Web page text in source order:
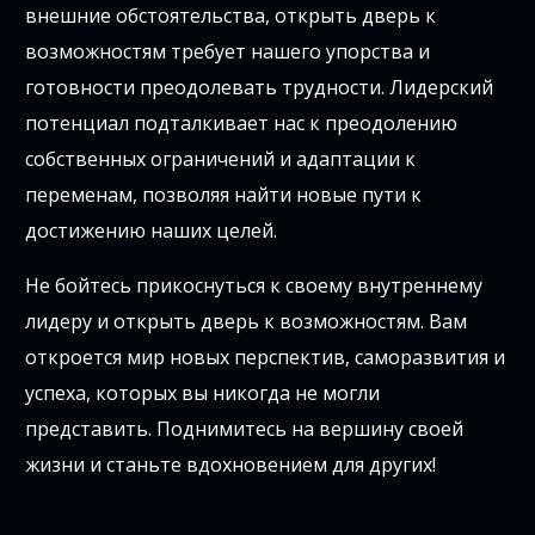
внешние обстоятельства, открыть дверь к
возможностям требует нашего упорства и
готовности преодолевать трудности. Лидерский
потенциал подталкивает нас к преодолению
собственных ограничений и адаптации к
переменам, позволяя найти новые пути к
достижению наших целей.
Не бойтесь прикоснуться к своему внутреннему
лидеру и открыть дверь к возможностям. Вам
откроется мир новых перспектив, саморазвития и
успеха, которых вы никогда не могли
представить. Поднимитесь на вершину своей
жизни и станьте вдохновением для других!